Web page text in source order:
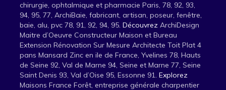
chirurgie, ophtalmique et pharmacie Paris, 78, 92, 93,
94, 95, 77, ArchiBaie, fabricant, artisan, poseur, fenêtre,
baie, alu, pvc 78, 91, 92, 94, 95. Découvrez ArchiDesign
Maitre d’Oeuvre Constructeur Maison et Bureau
Extension Rénovation Sur Mesure Architecte Toit Plat 4
pans Mansard Zinc en ile de France, Yvelines 78, Hauts
de Seine 92, Val de Marne 94, Seine et Marne 77, Seine
Saint Denis 93, Val d’Oise 95, Essonne 91. Explorez
Maisons France Forêt, entreprise générale charpentier